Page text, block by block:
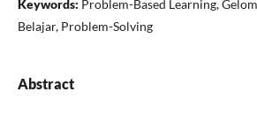
Keywords: Problem-Based Learning,
Belajar, Problem-Solving
Abstract